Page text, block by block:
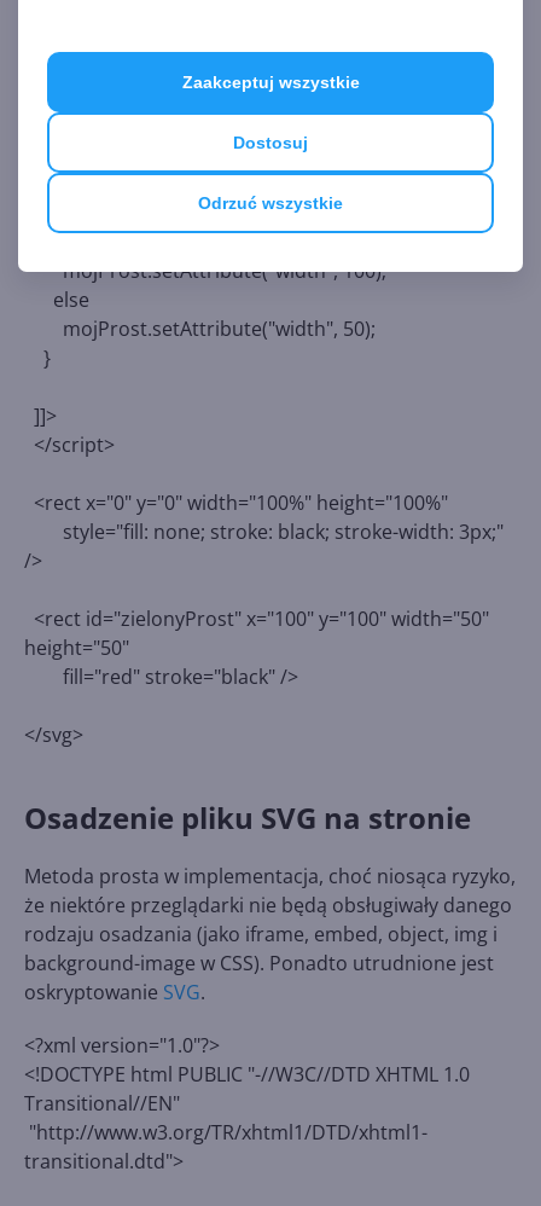
Odrzuć wszystkie
Dostosuj
Zaakceptuj wszystkie
alert("Kliknij na prostokącie");
document.location.reload();
}
var szer= mojProst.getAttribute("width");
if (szer== 50)
mojProst.setAttribute("width", 100);
else
mojProst.setAttribute("width", 50);
}
]]>
</script>
<rect x="0" y="0" width="100%" height="100%"
style="fill: none; stroke: black; stroke-width: 3px;"
/>
<rect id="zielonyProst" x="100" y="100" width="50"
height="50"
fill="red" stroke="black" />
</svg>
Osadzenie pliku SVG na stronie
Metoda prosta w implementacja, choć niosąca ryzyko,
że niektóre przeglądarki nie będą obsługiwały danego
rodzaju osadzania (jako iframe, embed, object, img i
background-image w CSS). Ponadto utrudnione jest
oskryptowanie SVG.
<?xml version="1.0"?>
<!DOCTYPE html PUBLIC "-//W3C//DTD XHTML 1.0
Transitional//EN"
"http://www.w3.org/TR/xhtml1/DTD/xhtml1-
transitional.dtd">